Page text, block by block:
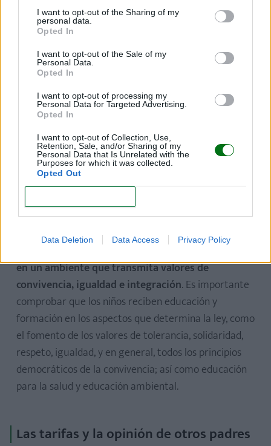
I want to opt-out of the Sharing of my
personal data.
Opted In
I want to opt-out of the Sale of my
Personal Data.
Opted In
I want to opt-out of processing my
Personal Data for Targeted Advertising.
Opted In
I want to opt-out of Collection, Use,
Retention, Sale, and/or Sharing of my
Personal Data that Is Unrelated with the
Purposes for which it was collected.
Opted Out
Data Deletion Data Access Privacy Policy
que disponga de agua y tierra para jugar en él. Se
trata de un criterio muy importante que hay que
tener en cuenta a la hora de elegir y valorar el mejor
centro para el niño. Sin embargo, el espacio verde,
ante todo, debe ser seguro, permitir al niño explorar
y contar con el equipamiento adecuado. También hay
que asegurarse de que se pueda utilizar y acceder a
Los recursos para niños especiales
familias, incluso aquellas que no tengan hijos con
necesidades especiales. Y es que resulta
en un ambiente que transmita valores de
convivencia, igualdad e integración. Es importante
comprobar que los niños reciben educación y
formación en los aspectos que determina la ley, como
el fomento de los valores de tolerancia, solidaridad,
respeto, igualdad, y en general, todos los principios
democráticos de la convivencia; así como educación
para la salud y educación ambiental.
Las tarifas y la opinión de otros padres